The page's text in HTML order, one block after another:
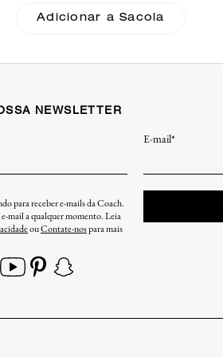
Adicionar a Sacola
NEWSLETTER
E-mail*
para receber e-mails da Coach.
mail a qualquer momento. Leia
ouContate-nospara mais